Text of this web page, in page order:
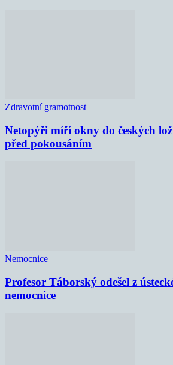
Zdravotní gramotnost
Netopýři míří okny do českých
před pokousáním
Nemocnice
Profesor Táborský odešel z
nemocnice